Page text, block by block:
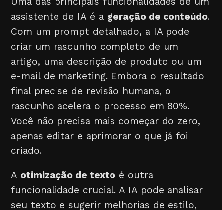
assistente de IA é a geração de conteúdo.
Com um prompt detalhado, a IA pode
criar um rascunho completo de um
artigo, uma descrição de produto ou um
e-mail de marketing. Embora o resultado
final precise de revisão humana, o
rascunho acelera o processo em 80%.
Você não precisa mais começar do zero,
apenas editar e aprimorar o que já foi
criado.
A otimização de texto é outra
funcionalidade crucial. A IA pode analisar
seu texto e sugerir melhorias de estilo,